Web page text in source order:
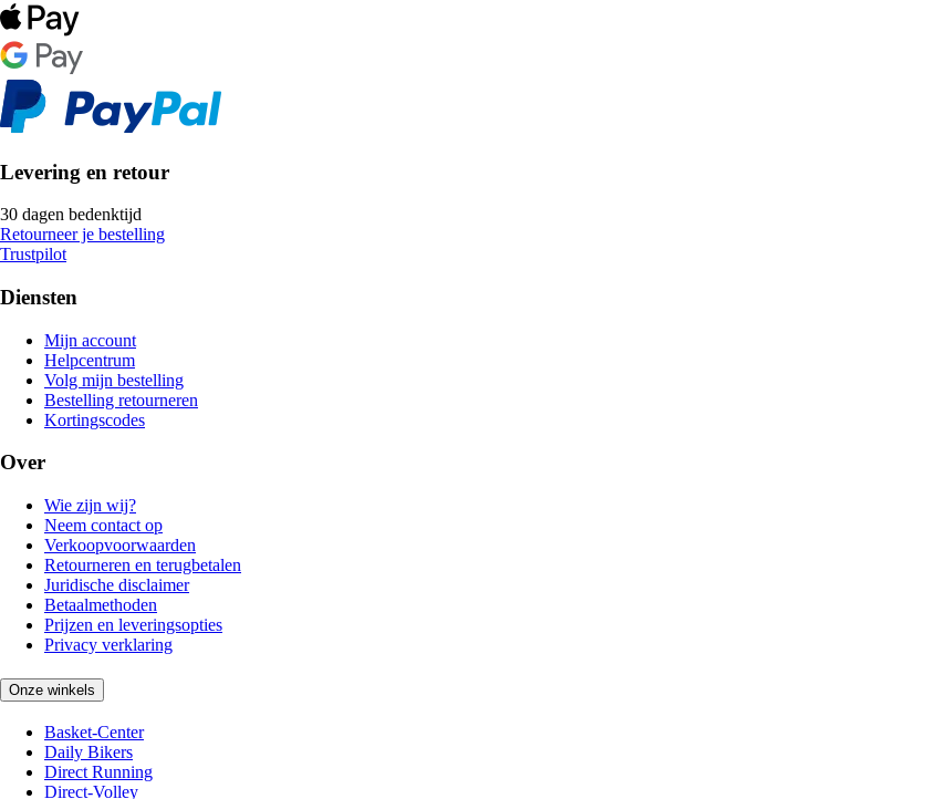
Levering en retour
30 dagen bedenktijd
Retourneer je bestelling
Trustpilot
Diensten
Mijn account
Helpcentrum
Volg mijn bestelling
Bestelling retourneren
Kortingscodes
Over
Wie zijn wij?
Neem contact op
Verkoopvoorwaarden
Retourneren en terugbetalen
Juridische disclaimer
Betaalmethoden
Prijzen en leveringsopties
Privacy verklaring
Onze winkels
Basket-Center
Daily Bikers
Direct Running
Direct-Volley